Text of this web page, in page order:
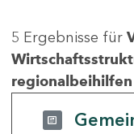
5 Ergebnisse für
regionalbeihilfen